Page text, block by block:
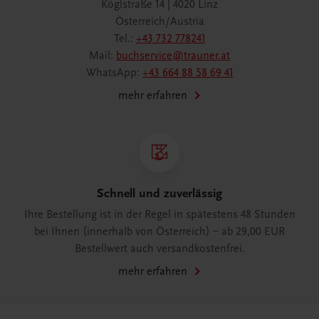
Köglstraße 14 | 4020 Linz
Österreich/Austria
Tel.: +43 732 778241
Mail: buchservice@trauner.at
WhatsApp: +43 664 88 58 69 41
mehr erfahren
Schnell und zuverlässig
Ihre Bestellung ist in der Regel in spätestens 48 Stunden
bei Ihnen (innerhalb von Österreich) – ab 29,00 EUR
Bestellwert auch versandkostenfrei.
mehr erfahren